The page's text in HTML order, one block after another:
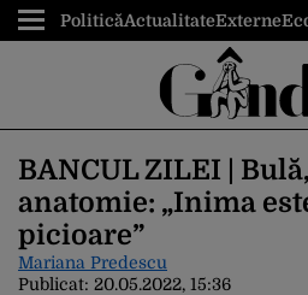
PoliticăActualitateExterne
BANCUL ZILEI |
anatomie: „Inima
picioare”
Mariana Predescu
Publicat: 20.05.2022, 15:36